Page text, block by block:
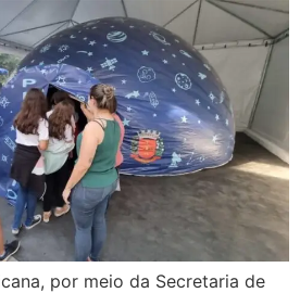
por meio da Secretaria de